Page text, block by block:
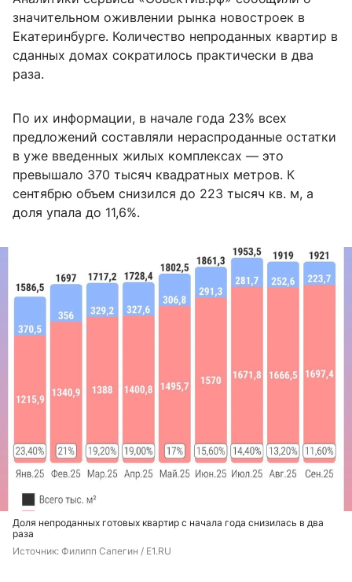
значительном оживлении рынка новостроек в
Екатеринбурге. Количество непроданных квартир в
сданных домах сократилось практически в два
раза.
По их информации, в начале года 23% всех
предложений составляли нераспроданные остатки
в уже введенных жилых комплексах — это
превышало 370 тысяч квадратных метров. К
сентябрю объем снизился до 223 тысяч кв. м, а
доля упала до 11,6%.
Доля непроданных готовых квартир с начала года снизилась в два
раза
Источник: Филипп Сапегин / E1.RU